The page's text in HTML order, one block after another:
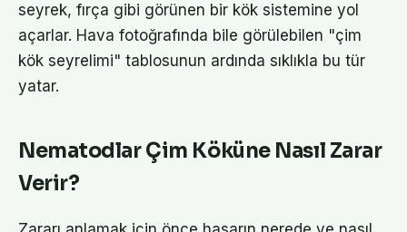
seyrek, fırça gibi görünen bir kök sistemine yol
açarlar. Hava fotoğrafında bile görülebilen "çim
kök seyrelimi" tablosunun ardında sıklıkla bu tür
yatar.
Nematodlar Çim Köküne Nasıl Zarar
Verir?